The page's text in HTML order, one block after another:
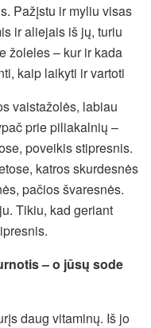
Pažįstu ir myliu visas
ir aliejais iš jų, turiu
žoleles – kur ir kada
kaip laikyti ir vartoti
vaistažolės, labiau
prie piliakalnių –
poveikis stipresnis.
katros skurdesnės
pačios švaresnės.
Tikiu, kad geriant
– o jūsų sode
daug vitaminų. Iš jo